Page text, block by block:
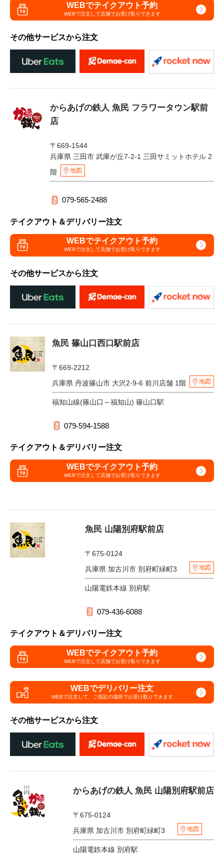
WEBでテイクアウト予約
WEBで注文して店舗でお受け取りできます
その他サービスから注文
からあげの鉄人 魚民 フラワータウン駅前
店
〒669-1544
兵庫県 三田市 武庫が丘7-2-1 三田サミットホテル 2
階
地図
079-565-2488
テイクアウト＆デリバリー注文
WEBでテイクアウト予約
WEBで注文して店舗でお受け取りできます
その他サービスから注文
魚民 篠山口西口駅前店
〒669-2212
兵庫県 丹波篠山市 大沢2-9-6 前川店舗 1階
地図
福知山線(篠山口～福知山) 篠山口駅
079-594-1588
テイクアウト＆デリバリー注文
WEBでテイクアウト予約
WEBで注文して店舗でお受け取りできます
魚民 山陽別府駅前店
〒675-0124
兵庫県 加古川市 別府町緑町3
地図
山陽電鉄本線 別府駅
079-436-6088
テイクアウト＆デリバリー注文
WEBでテイクアウト予約
WEBで注文して店舗でお受け取りできます
WEBでデリバリー注文
WEBで注文して、 ご指定の場所でお受け取りできます
その他サービスから注文
からあげの鉄人 魚民 山陽別府駅前店
〒675-0124
兵庫県 加古川市 別府町緑町3
地図
山陽電鉄本線 別府駅